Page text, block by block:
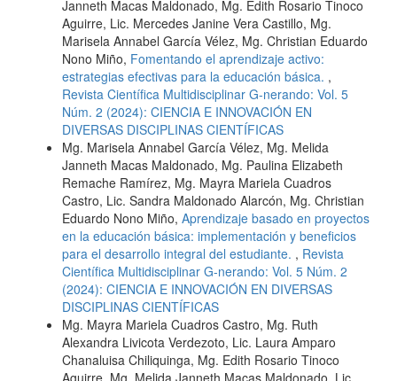
Janneth Macas Maldonado, Mg. Edith Rosario Tinoco
Aguirre, Lic. Mercedes Janine Vera Castillo, Mg.
Marisela Annabel García Vélez, Mg. Christian Eduardo
Nono Miño, Fomentando el aprendizaje activo:
estrategias efectivas para la educación básica. ,
Revista Científica Multidisciplinar G-nerando: Vol. 5
Núm. 2 (2024): CIENCIA E INNOVACIÓN EN
DIVERSAS DISCIPLINAS CIENTÍFICAS
Mg. Marisela Annabel García Vélez, Mg. Melida
Janneth Macas Maldonado, Mg. Paulina Elizabeth
Remache Ramírez, Mg. Mayra Mariela Cuadros
Castro, Lic. Sandra Maldonado Alarcón, Mg. Christian
Eduardo Nono Miño, Aprendizaje basado en proyectos
en la educación básica: implementación y beneficios
para el desarrollo integral del estudiante. , Revista
Científica Multidisciplinar G-nerando: Vol. 5 Núm. 2
(2024): CIENCIA E INNOVACIÓN EN DIVERSAS
DISCIPLINAS CIENTÍFICAS
Mg. Mayra Mariela Cuadros Castro, Mg. Ruth
Alexandra Livicota Verdezoto, Lic. Laura Amparo
Chanaluisa Chiliquinga, Mg. Edith Rosario Tinoco
Aguirre, Mg. Melida Janneth Macas Maldonado, Lic.